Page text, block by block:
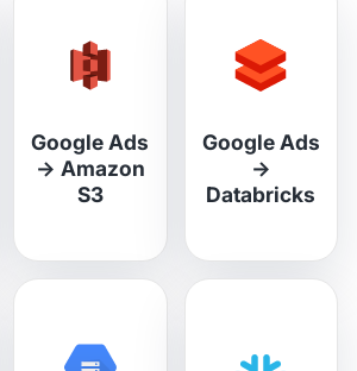
Google Ads
→ Amazon
S3
Google Ads
→
Databricks